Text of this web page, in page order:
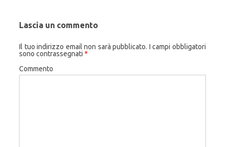
Lascia un commento
Il tuo indirizzo email non sarà pubblicato. I campi obbligatori
sono contrassegnati *
Commento